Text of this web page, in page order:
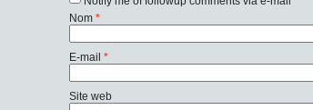
Nom *
E-mail *
Site web